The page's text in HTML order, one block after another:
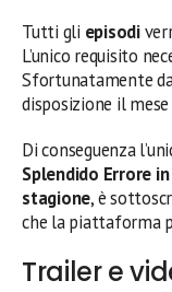
Tutti gli episodi
L’unico requisito
Sfortunatamente
disposizione il
Di conseguenza
Splendido Errore
stagione, è
che la piattaforma
Trailer e